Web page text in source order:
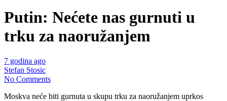
Putin: Nećete nas gurnuti u
trku za naoružanjem
7 godina ago
Stefan Stosic
No Comments
Moskva neće biti gurnuta u skupu trku za naoružanjem uprkos